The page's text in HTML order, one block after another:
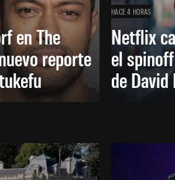
en The
reporte
HACE 4 HORAS
Netflix
el
de